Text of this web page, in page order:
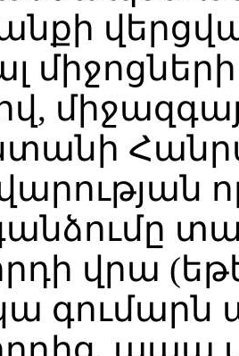
վրա
գումարն